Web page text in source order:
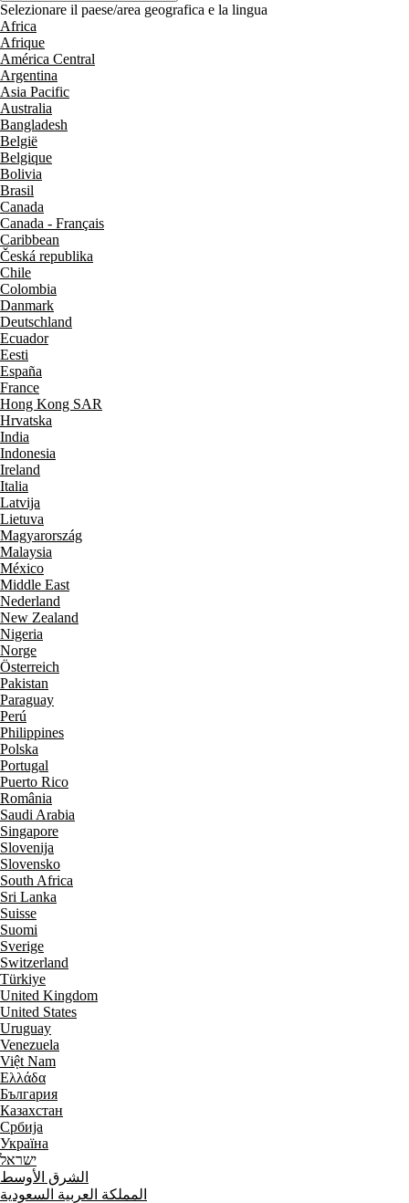
Selezionare il paese/area geografica e la lingua
Africa
Afrique
América Central
Argentina
Asia Pacific
Australia
Bangladesh
België
Belgique
Bolivia
Brasil
Canada
Canada - Français
Caribbean
Česká republika
Chile
Colombia
Danmark
Deutschland
Ecuador
Eesti
España
France
Hong Kong SAR
Hrvatska
India
Indonesia
Ireland
Italia
Latvija
Lietuva
Magyarország
Malaysia
México
Middle East
Nederland
New Zealand
Nigeria
Norge
Österreich
Pakistan
Paraguay
Perú
Philippines
Polska
Portugal
Puerto Rico
România
Saudi Arabia
Singapore
Slovenija
Slovensko
South Africa
Sri Lanka
Suisse
Suomi
Sverige
Switzerland
Türkiye
United Kingdom
United States
Uruguay
Venezuela
Việt Nam
Ελλάδα
България
Казахстан
Србија
Україна
ישראל
الشرق الأوسط
المملكة العربية السعودية